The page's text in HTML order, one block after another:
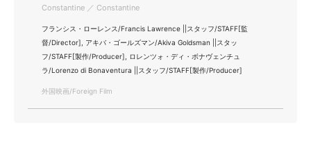
Constantine ／ Constantine
フランシス・ローレンス/Francis Lawrence ||スタッフ/STAFF[監
督/Director], アキバ・ゴールズマン/Akiva Goldsman ||スタッ
フ/STAFF[製作/Producer], ロレンツォ・ディ・ボナヴェンチュ
ラ/Lorenzo di Bonaventura ||スタッフ/STAFF[製作/Producer]
外国映画/Foreign Film